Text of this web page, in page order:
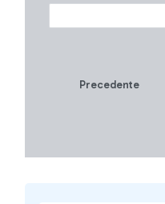
Precedente